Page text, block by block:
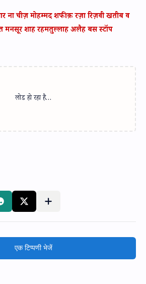
चीज़ मोहम्मद शफीक़ रज़ा रिज़वी खतीब व
मनसूर शाह रहमतुल्लाह अलैह बस स्टॉप
एक टिप्पणी भेजें